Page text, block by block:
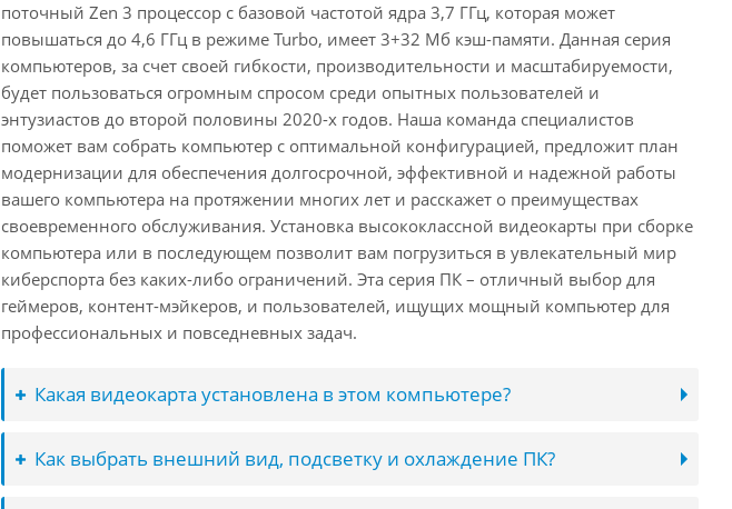
поточный Zen 3 процессор с базовой частотой ядра 3,7 ГГц, которая может
повышаться до 4,6 ГГц в режиме Turbo, имеет 3+32 Мб кэш-памяти. Данная серия
компьютеров, за счет своей гибкости, производительности и масштабируемости,
будет пользоваться огромным спросом среди опытных пользователей и
энтузиастов до второй половины 2020-х годов. Наша команда специалистов
поможет вам собрать компьютер с оптимальной конфигурацией, предложит план
модернизации для обеспечения долгосрочной, эффективной и надежной работы
вашего компьютера на протяжении многих лет и расскажет о преимуществах
своевременного обслуживания. Установка высококлассной видеокарты при сборке
компьютера или в последующем позволит вам погрузиться в увлекательный мир
киберспорта без каких-либо ограничений. Эта серия ПК – отличный выбор для
геймеров, контент-мэйкеров, и пользователей, ищущих мощный компьютер для
профессиональных и повседневных задач.
Какая видеокарта установлена в этом компьютере?
Как выбрать внешний вид, подсветку и охлаждение ПК?